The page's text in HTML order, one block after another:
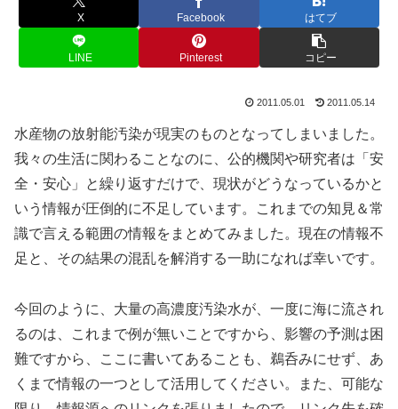
X Facebook はてブ
LINE Pinterest コピー
2011.05.01 2011.05.14
水産物の放射能汚染が現実のものとなってしまいました。
我々の生活に関わることなのに、公的機関や研究者は「安
全・安心」と繰り返すだけで、現状がどうなっているかと
いう情報が圧倒的に不足しています。これまでの知見＆常
識で言える範囲の情報をまとめてみました。現在の情報不
足と、その結果の混乱を解消する一助になれば幸いです。
今回のように、大量の高濃度汚染水が、一度に海に流され
るのは、これまで例が無いことですから、影響の予測は困
難ですから、ここに書いてあることも、鵜呑みにせず、あ
くまで情報の一つとして活用してください。また、可能な